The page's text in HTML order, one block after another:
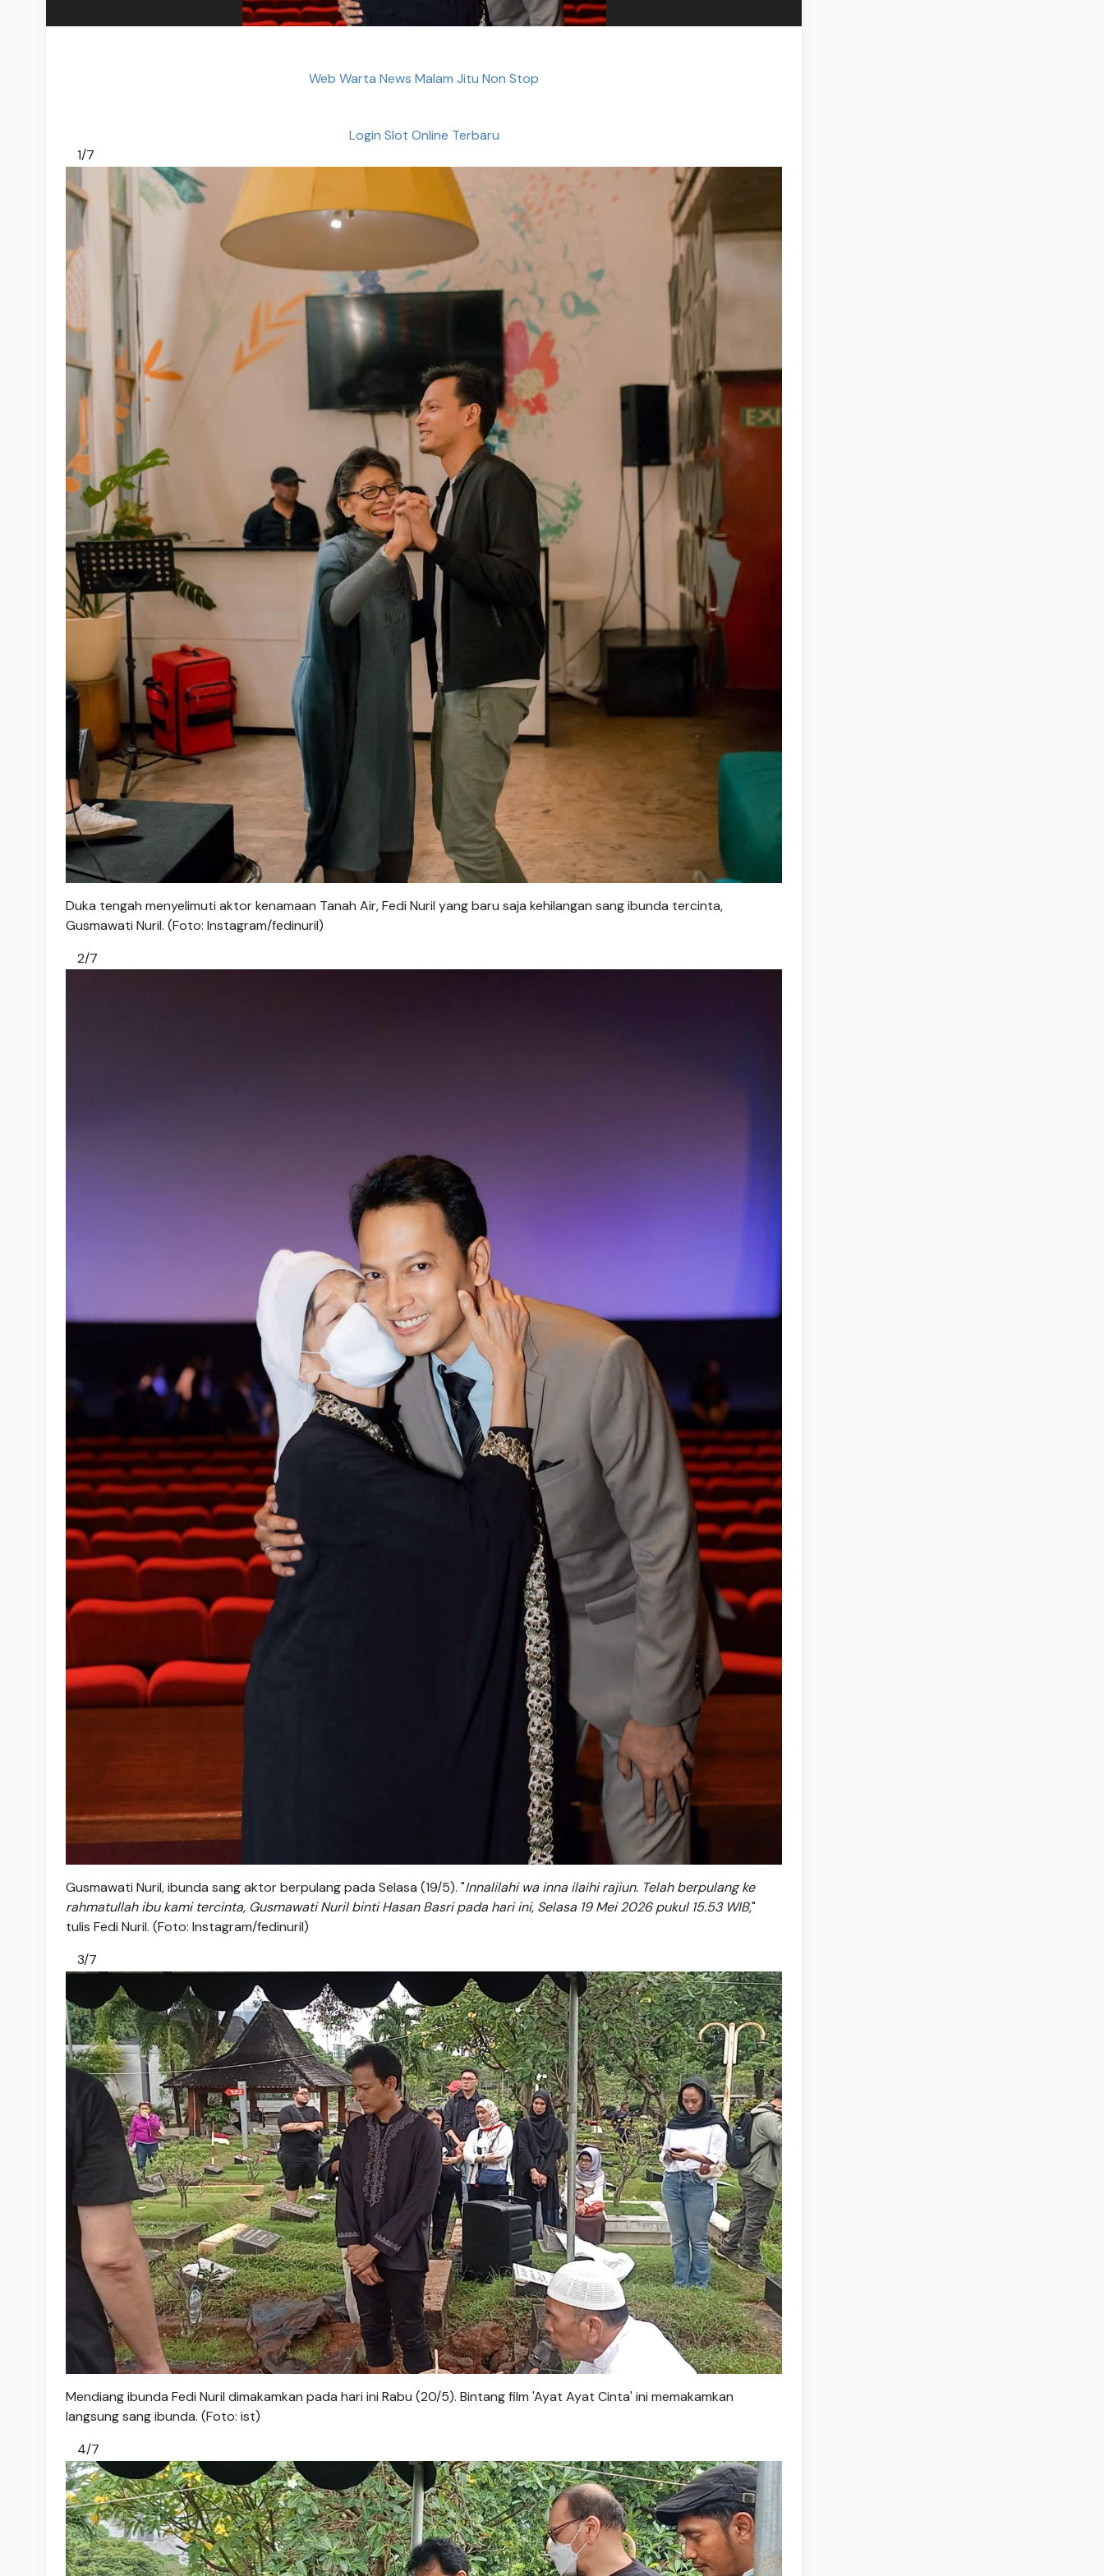
Web Warta News Malam Jitu Non Stop
Login Slot Online Terbaru
1/7
Duka tengah menyelimuti aktor kenamaan Tanah Air, Fedi Nuril yang baru saja kehilangan sang ibunda tercinta,
Gusmawati Nuril. (Foto: Instagram/fedinuril)
2/7
Gusmawati Nuril, ibunda sang aktor berpulang pada Selasa (19/5). "Innalilahi wa inna ilaihi rajiun. Telah berpulang ke
rahmatullah ibu kami tercinta, Gusmawati Nuril binti Hasan Basri pada hari ini, Selasa 19 Mei 2026 pukul 15.53 WIB,"
tulis Fedi Nuril. (Foto: Instagram/fedinuril)
3/7
Mendiang ibunda Fedi Nuril dimakamkan pada hari ini Rabu (20/5). Bintang film 'Ayat Ayat Cinta' ini memakamkan
langsung sang ibunda. (Foto: ist)
4/7